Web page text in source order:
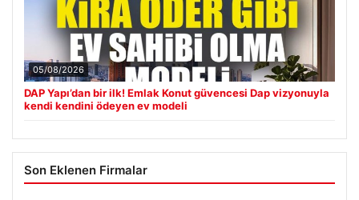
05/08/2026
DAP Yapı’dan bir ilk! Emlak Konut güvencesi Dap vizyonuyla
kendi kendini ödeyen ev modeli
Son Eklenen Firmalar